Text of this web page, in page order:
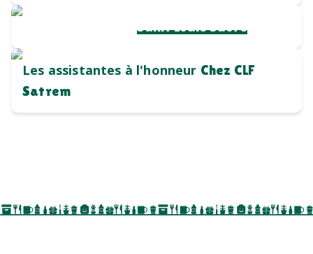
Saint Louis Sucre
Les assistantes à l'honneur Chez CLF
Satrem